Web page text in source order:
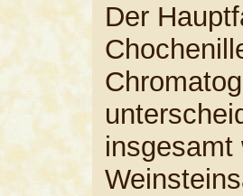
Der
insgesamt